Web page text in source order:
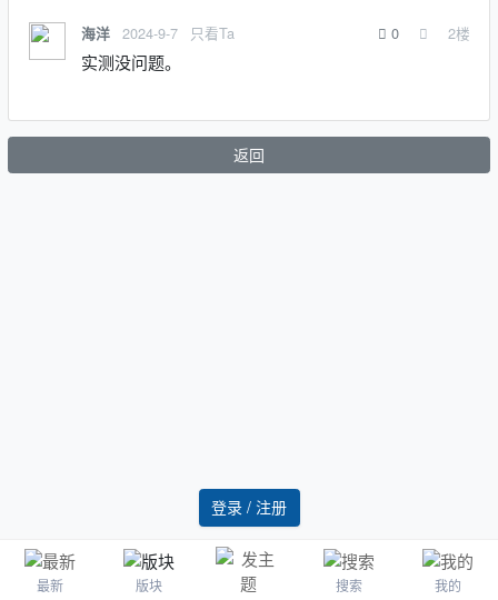
最新 版块 搜索 我的
登录 / 注册
海洋 2024-9-7 只看Ta 0 2楼
实测没问题。
返回